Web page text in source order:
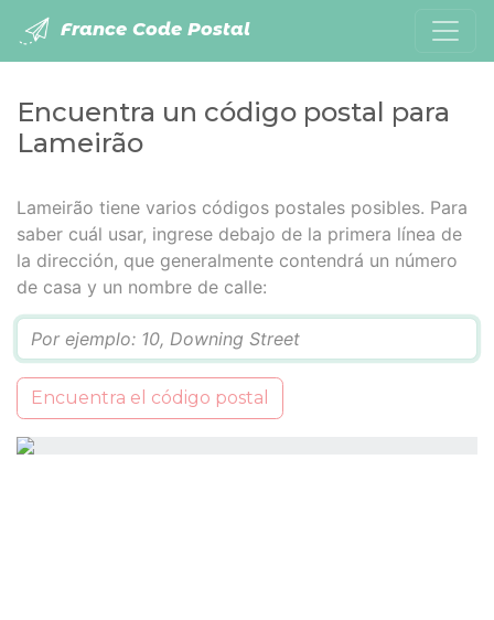
France Code Postal
Encuentra un código postal para
Lameirão
Lameirão tiene varios códigos postales posibles. Para
saber cuál usar, ingrese debajo de la primera línea de
la dirección, que generalmente contendrá un número
de casa y un nombre de calle:
Encuentra el código postal